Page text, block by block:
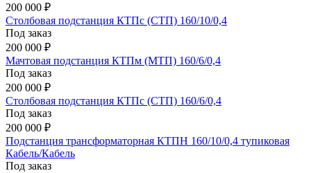
200 000 ₽
Столбовая подстанция КТПс (СТП) 160/10/0,4
Под заказ
200 000 ₽
Мачтовая подстанция КТПм (МТП) 160/6/0,4
Под заказ
200 000 ₽
Столбовая подстанция КТПс (СТП) 160/6/0,4
Под заказ
200 000 ₽
Подстанция трансформаторная КТПН 160/10/0,4 тупиковая
Кабель/Кабель
Под заказ